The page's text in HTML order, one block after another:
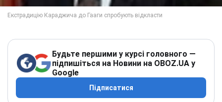
Будьте першими у курсі головного —
підпишіться на Новини на OBOZ.UA у
Google
Підписатися